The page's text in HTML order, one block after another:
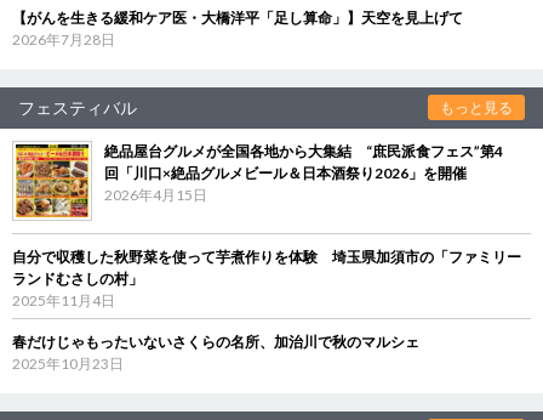
【がんを生きる緩和ケア医・大橋洋平「足し算命」】天空を見上げて
2026年7月28日
フェスティバル もっと見る
絶品屋台グルメが全国各地から大集結 “庶民派食フェス”第4
回「川口×絶品グルメビール＆日本酒祭り2026」を開催
2026年4月15日
自分で収穫した秋野菜を使って芋煮作りを体験 埼玉県加須市の「ファミリー
ランドむさしの村」
2025年11月4日
春だけじゃもったいないさくらの名所、加治川で秋のマルシェ
2025年10月23日